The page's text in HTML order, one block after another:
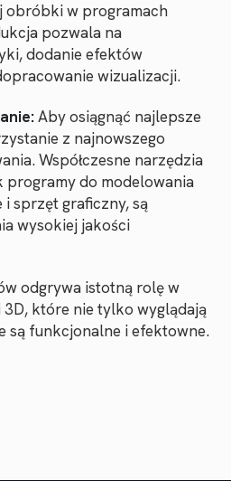
obróbki w programach
pozwala na
dodanie efektów
wizualizacji.
Aby osiągnąć najlepsze
z najnowszego
Współczesne narzędzia
programy do modelowania
sprzęt graficzny, są
wysokiej jakości
odgrywa istotną rolę w
które nie tylko wyglądają
są funkcjonalne i efektowne.